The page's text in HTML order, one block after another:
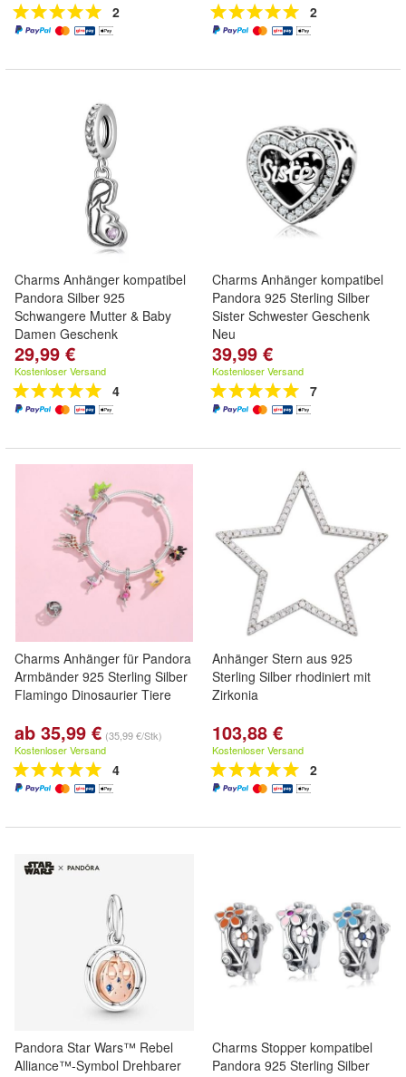
2 2
Charms Anhänger kompatibel
Pandora Silber 925
Schwangere Mutter & Baby
Damen Geschenk
29,99 €
Kostenloser Versand
4
Charms Anhänger kompatibel
Pandora 925 Sterling Silber
Sister Schwester Geschenk
Neu
39,99 €
Kostenloser Versand
7
Charms Anhänger für Pandora
Armbänder 925 Sterling Silber
Flamingo Dinosaurier Tiere
ab 35,99 € (35,99 €/Stk)
Kostenloser Versand
4
Anhänger Stern aus 925
Sterling Silber rhodiniert mit
Zirkonia
103,88 €
Kostenloser Versand
2
Pandora Star Wars™ Rebel
Alliance™-Symbol Drehbarer
Charms Stopper kompatibel
Pandora 925 Sterling Silber